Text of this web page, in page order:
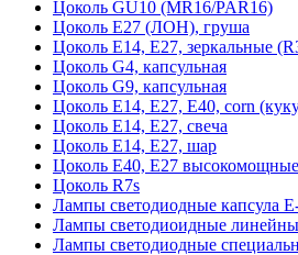
Цоколь GU10 (MR16/PAR16)
Цоколь Е27 (ЛОН), груша
Цоколь Е14, Е27, зеркальные
Цоколь G4, капсульная
Цоколь G9, капсульная
Цоколь Е14, Е27, Е40, corn
Цоколь Е14, Е27, свеча
Цоколь Е14, Е27, шар
Цоколь Е40, Е27 высокомощные
Цоколь R7s
Лампы светодиодные капсула
Лампы светодиоидные
Лампы светодиодные